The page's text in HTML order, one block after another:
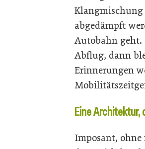
Klangmischung
abgedämpft
Autobahn geht.
Abflug, dann
Erinnerungen
Eine
Imposant,